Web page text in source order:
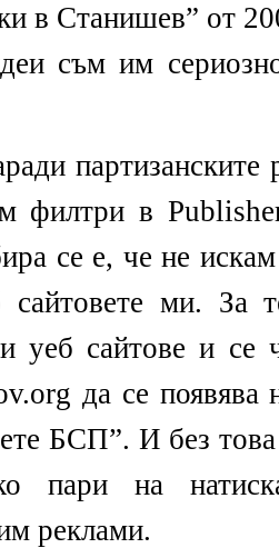
в Станишев” от
съм им
филтри в
се е, че не
сайтовете ми. За
уеб сайтове и се
да се
БСП”. И без
пари на
реклами.